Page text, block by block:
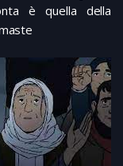
è quella della